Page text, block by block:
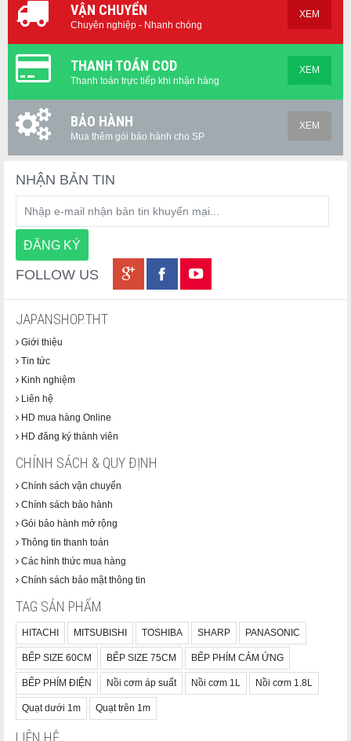
VẬN CHUYỂN
Chuyên nghiệp - Nhanh chóng
XEM
THANH TOÁN COD
Thanh toán trực tiếp khi nhận hàng
XEM
BẢO HÀNH
Mua thêm gói bảo hành cho SP
XEM
NHẬN BẢN TIN
FOLLOW US
JAPANSHOP.THT
Giới thiệu
Tin tức
Kinh nghiệm
Liên hệ
HD mua hàng Online
HD đăng ký thành viên
CHÍNH SÁCH & QUY ĐỊNH
Chính sách vận chuyển
Chính sách bảo hành
Gói bảo hành mở rộng
Thông tin thanh toán
Các hình thức mua hàng
Chính sách bảo mật thông tin
TAG SẢN PHẨM
HITACHI MITSUBISHI TOSHIBA SHARP PANASONIC
BẾP SIZE 60CM BẾP SIZE 75CM BẾP PHÍM CẢM ỨNG
BẾP PHÍM ĐIỆN Nồi cơm áp suất Nồi cơm 1L Nồi cơm 1.8L
Quạt dưới 1m Quạt trên 1m
LIÊN HỆ